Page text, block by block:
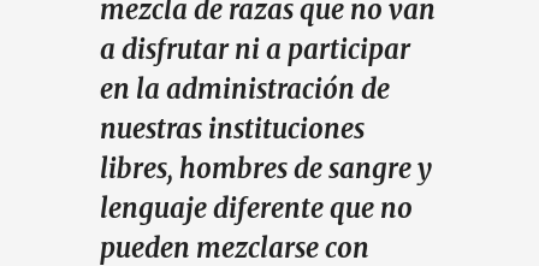
mezcla de razas que no van
a disfrutar ni a participar
en la administración de
nuestras instituciones
libres, hombres de sangre y
lenguaje diferente que no
pueden mezclarse con